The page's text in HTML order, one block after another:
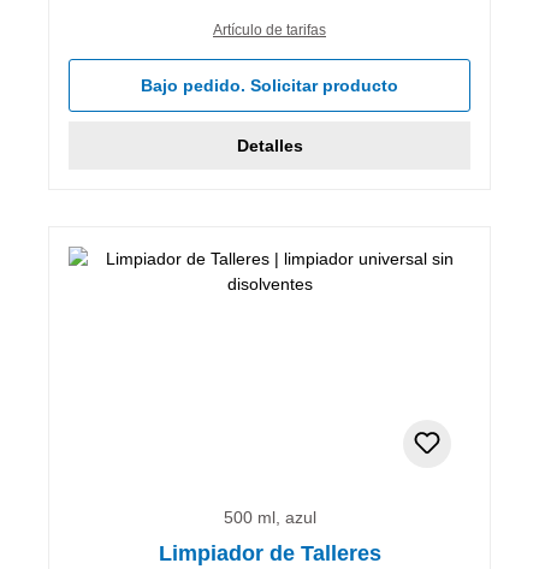
Artículo de tarifas
Bajo pedido. Solicitar producto
Detalles
500 ml, azul
Limpiador de Talleres